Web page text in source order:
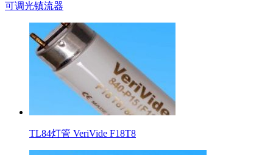
可调光镇流器
TL84灯管 VeriVide F18T8